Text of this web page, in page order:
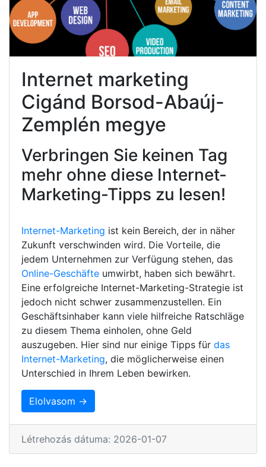
Internet marketing
Cigánd Borsod-Abaúj-
Zemplén megye
Verbringen Sie keinen Tag
mehr ohne diese Internet-
Marketing-Tipps zu lesen!
Internet-Marketing ist kein Bereich, der in näher
Zukunft verschwinden wird. Die Vorteile, die
jedem Unternehmen zur Verfügung stehen, das
Online-Geschäfte umwirbt, haben sich bewährt.
Eine erfolgreiche Internet-Marketing-Strategie ist
jedoch nicht schwer zusammenzustellen. Ein
Geschäftsinhaber kann viele hilfreiche Ratschläge
zu diesem Thema einholen, ohne Geld
auszugeben. Hier sind nur einige Tipps für das
Internet-Marketing, die möglicherweise einen
Unterschied in Ihrem Leben bewirken.
Elolvasom →
Létrehozás dátuma: 2026-01-07